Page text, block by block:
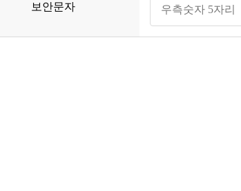
보안문자